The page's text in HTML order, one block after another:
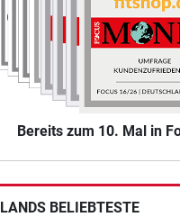
Bereits zum 10. Mal in
BELIEBTESTE